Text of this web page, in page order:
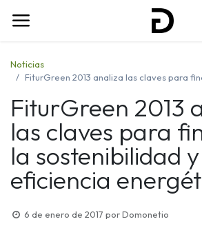
Noticias
FiturGreen 2013 analiza las claves para financiar la
FiturGreen 2013
las claves para
la sostenibilidad
eficiencia
6 de enero de 2017 porDomonetio